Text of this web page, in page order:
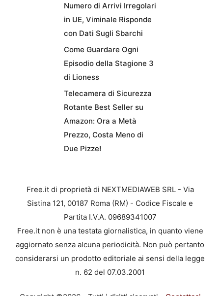
Numero di Arrivi Irregolari
in UE, Viminale Risponde
con Dati Sugli Sbarchi
Come Guardare Ogni
Episodio della Stagione 3
di Lioness
Telecamera di Sicurezza
Rotante Best Seller su
Amazon: Ora a Metà
Prezzo, Costa Meno di
Due Pizze!
Free.it di proprietà di NEXTMEDIAWEB SRL - Via
Sistina 121, 00187 Roma (RM) - Codice Fiscale e
Partita I.V.A. 09689341007
Free.it non è una testata giornalistica, in quanto viene
aggiornato senza alcuna periodicità. Non può pertanto
considerarsi un prodotto editoriale ai sensi della legge
n. 62 del 07.03.2001